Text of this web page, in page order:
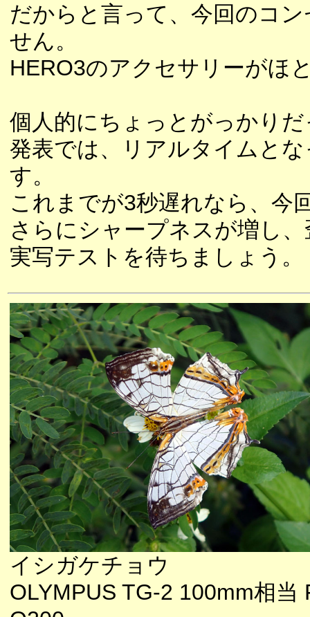
だからと言って、今回のコ
せん。
HERO3のアクセサリーがほ
個人的にちょっとがっかり
発表では、リアルタイムと
す。
これまでが3秒遅れなら、今
さらにシャープネスが増し
実写テストを待ちましょう。
イシガケチョウ
OLYMPUS TG-2 100mm相当